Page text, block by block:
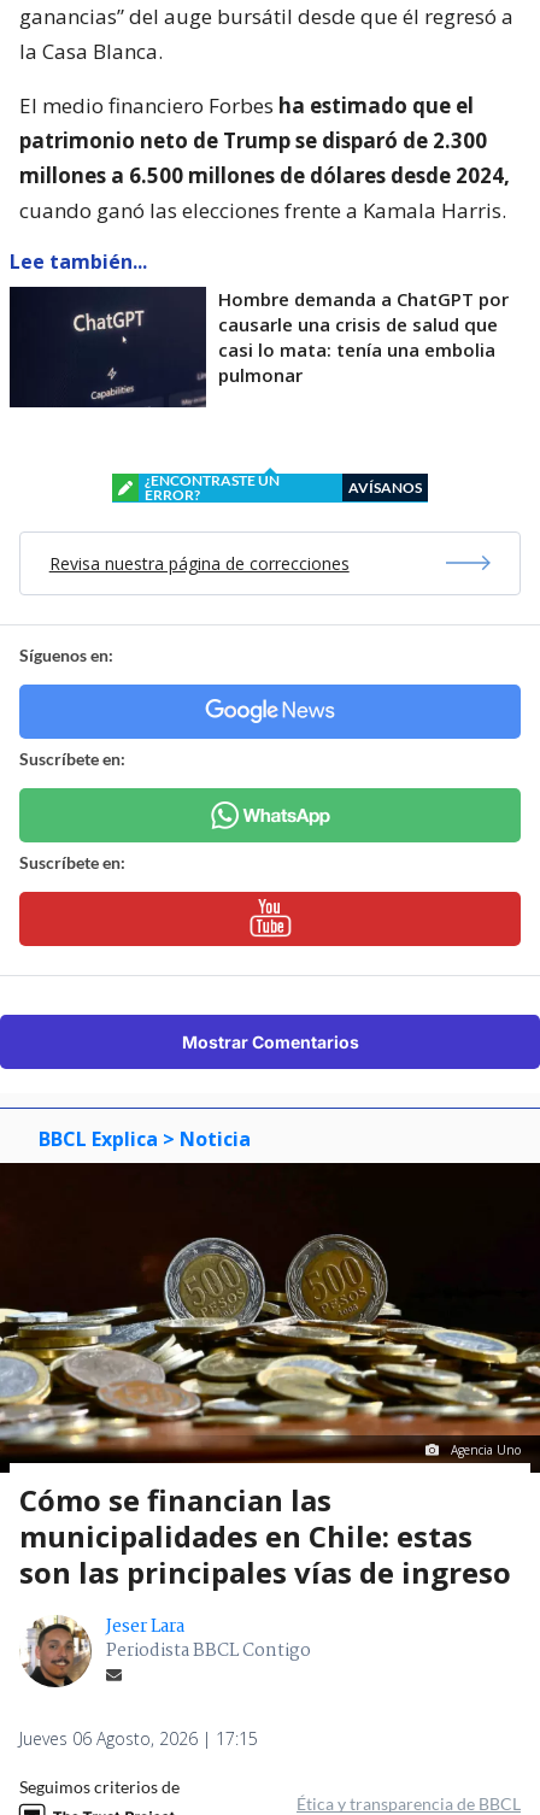
ganancias” del auge bursátil desde que él regresó a
la Casa Blanca.
El medio financiero Forbes ha estimado que el
patrimonio neto de Trump se disparó de 2.300
millones a 6.500 millones de dólares desde 2024,
cuando ganó las elecciones frente a Kamala Harris.
Lee también...
Hombre demanda a ChatGPT por
causarle una crisis de salud que
casi lo mata: tenía una embolia
pulmonar
¿ENCONTRASTE UN
ERROR?
AVÍSANOS
Revisa nuestra página de correcciones
Síguenos en:
Suscríbete en:
Suscríbete en:
Mostrar Comentarios
BBCL Explica > Noticia
Agencia Uno
Cómo se financian las
municipalidades en Chile: estas
son las principales vías de ingreso
Jeser Lara
Periodista BBCL Contigo
Jueves 06 Agosto, 2026 | 17:15
Seguimos criterios de
Ética y transparencia de BBCL